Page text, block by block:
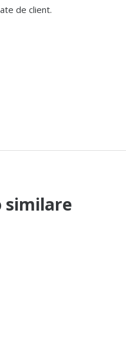
de client.
similare